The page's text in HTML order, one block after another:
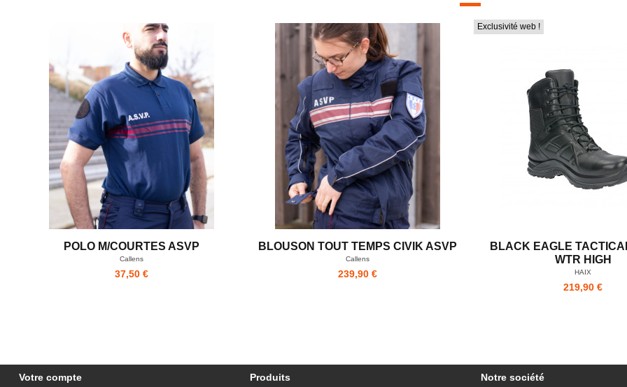
POLO M/COURTES ASVP
Callens
37,50 €
BLOUSON TOUT TEMPS CIVIK ASVP
Callens
239,90 €
Exclusivité web !
BLACK EAGLE
WTR HIGH
HAIX
219,90 €
Votre compte Produits Notre société